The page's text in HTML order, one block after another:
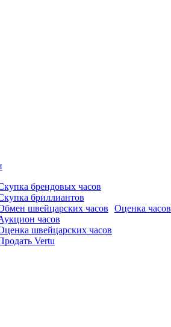
брендовых часов
бриллиантов
швейцарских часов
часов
швейцарских часов
Vertu
Оценка часов